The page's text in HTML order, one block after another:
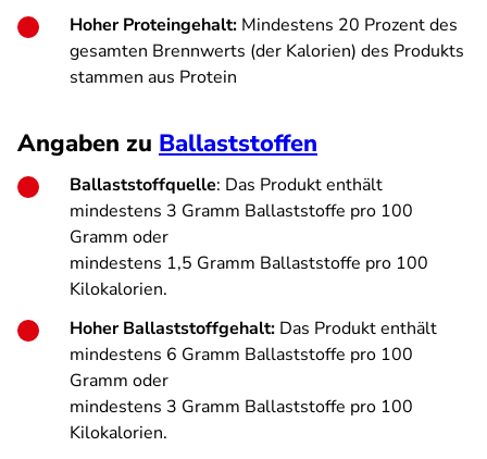
Hoher Proteingehalt: Mindestens 20 Prozent des
gesamten Brennwerts (der Kalorien) des Produkts
stammen aus Protein
Angaben zu Ballaststoffen
Ballaststoffquelle: Das Produkt enthält
mindestens 3 Gramm Ballaststoffe pro 100
Gramm oder
mindestens 1,5 Gramm Ballaststoffe pro 100
Kilokalorien.
Hoher Ballaststoffgehalt: Das Produkt enthält
mindestens 6 Gramm Ballaststoffe pro 100
Gramm oder
mindestens 3 Gramm Ballaststoffe pro 100
Kilokalorien.